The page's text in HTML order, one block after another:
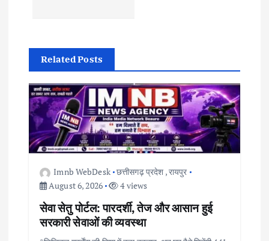
o
n
Related Posts
Imnb WebDesk छत्तीसगढ़ प्रदेश ,रायपुर
August 6, 2026
4 views
सेवा सेतु पोर्टल: पारदर्शी, तेज और आसान हुई
सरकारी सेवाओं की व्यवस्था